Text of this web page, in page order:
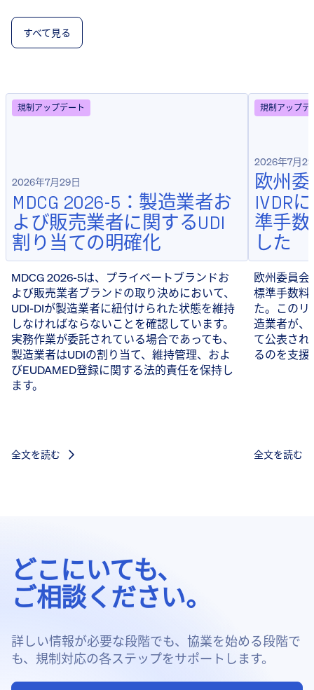
すべて見る
規制アップデート
2026年7月29日
MDCG 2026-5：製造業者お
よび販売業者に関するUDI
割り当ての明確化
MDCG 2026-5は、プライベートブランドお
よび販売業者ブランドの取り決めにおいて、
UDI-DIが製造業者に紐付けられた状態を維持
しなければならないことを確認しています。
実務作業が委託されている場合であっても、
製造業者はUDIの割り当て、維持管理、およ
びEUDAMED登録に関する法的責任を保持し
ます。
全文を読む
規制アップデ
2026年7月
欧州
IVDR
準手
した
欧州委員会
標準手数料
た。このリ
造業者が、
て公表され
るのを支援
全文を読む
どこにいても、
ご相談ください。
詳しい情報が必要な段階でも、協業を始める段階で
も、規制対応の各ステップをサポートします。